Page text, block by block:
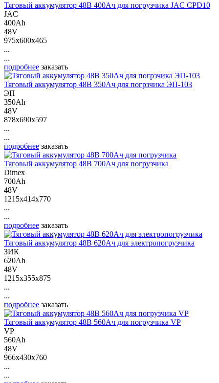
Тяговый аккумулятор 48В 400Ач для погрузчика JAC CPD10
JAC
400Ah
48V
975x600x465
...
...
подробнее заказать
Тяговый аккумулятор 48В 350Ач для погрзчика ЭП-103
ЭП
350Ah
48V
878x690x597
...
...
подробнее заказать
Тяговый аккумулятор 48В 700Ач для погрузчика
Dimex
700Ah
48V
1215x414x770
...
...
подробнее заказать
Тяговый аккумулятор 48В 620Ач для электропогрузчика
ЗИК
620Ah
48V
1215x355x875
...
...
подробнее заказать
Тяговый аккумулятор 48В 560Ач для погрузчика VP
VP
560Ah
48V
966x430x760
...
...